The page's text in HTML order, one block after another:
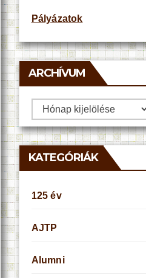
Pályázatok
ARCHÍVUM
Archívum
KATEGÓRIÁK
125 év
AJTP
Alumni